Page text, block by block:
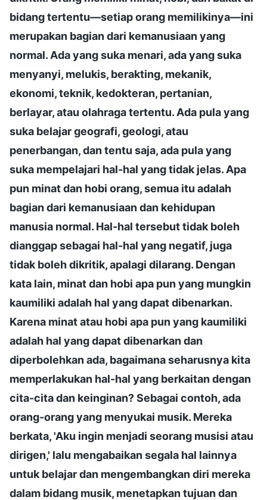
bidang tertentu—setiap orang memilikinya—ini
merupakan bagian dari kemanusiaan yang
normal. Ada yang suka menari, ada yang suka
menyanyi, melukis, berakting, mekanik,
ekonomi, teknik, kedokteran, pertanian,
berlayar, atau olahraga tertentu. Ada pula yang
suka belajar geografi, geologi, atau
penerbangan, dan tentu saja, ada pula yang
suka mempelajari hal-hal yang tidak jelas. Apa
pun minat dan hobi orang, semua itu adalah
bagian dari kemanusiaan dan kehidupan
manusia normal. Hal-hal tersebut tidak boleh
dianggap sebagai hal-hal yang negatif, juga
tidak boleh dikritik, apalagi dilarang. Dengan
kata lain, minat dan hobi apa pun yang mungkin
kaumiliki adalah hal yang dapat dibenarkan.
Karena minat atau hobi apa pun yang kaumiliki
adalah hal yang dapat dibenarkan dan
diperbolehkan ada, bagaimana seharusnya kita
memperlakukan hal-hal yang berkaitan dengan
cita-cita dan keinginan? Sebagai contoh, ada
orang-orang yang menyukai musik. Mereka
berkata, 'Aku ingin menjadi seorang musisi atau
dirigen,' lalu mengabaikan segala hal lainnya
untuk belajar dan mengembangkan diri mereka
dalam bidang musik, menetapkan tujuan dan